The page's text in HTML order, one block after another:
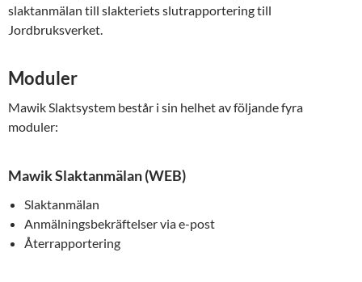
slaktanmälan till slakteriets slut­rapportering till
Jordbruksverket.
Moduler
Mawik Slaktsystem består i sin helhet av följande fyra
moduler:
Mawik Slaktanmälan (WEB)
Slaktanmälan
Anmälningsbekräftelser via e-post
Återrapportering